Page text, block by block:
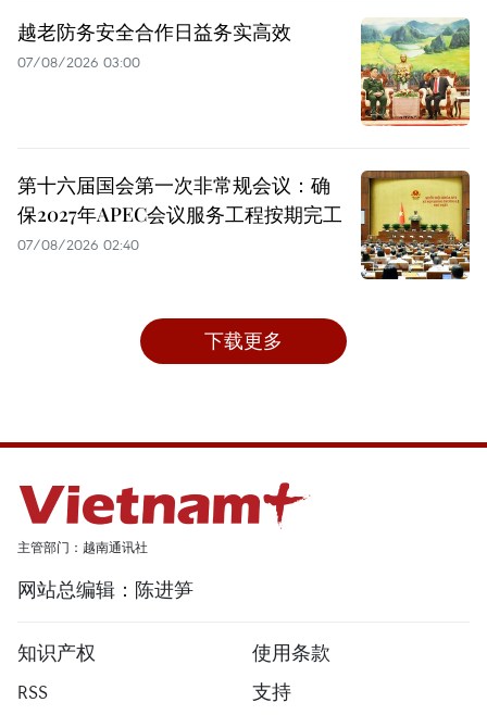
越老防务安全合作日益务实高效
07/08/2026 03:00
第十六届国会第一次非常规会议：确
保2027年APEC会议服务工程按期完工
07/08/2026 02:40
下载更多
主管部门：越南通讯社
网站总编辑：陈进笋
知识产权
使用条款
RSS
支持